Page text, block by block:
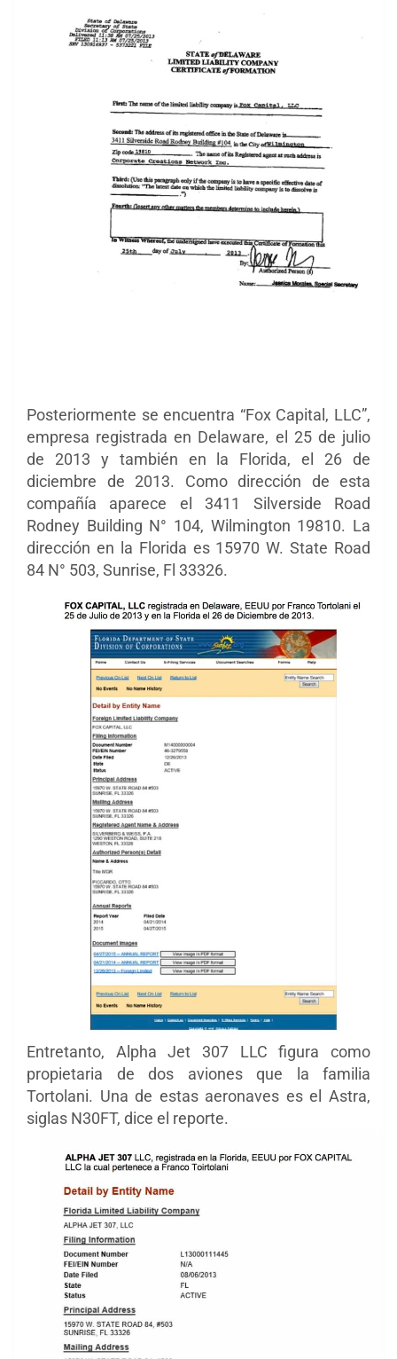
Posteriormente se encuentra “Fox Capital, LLC”,
empresa registrada en Delaware, el 25 de julio
de 2013 y también en la Florida, el 26 de
diciembre de 2013. Como dirección de esta
compañía aparece el 3411 Silverside Road
Rodney Building N° 104, Wilmington 19810. La
dirección en la Florida es 15970 W. State Road
84 N° 503, Sunrise, Fl 33326.
Entretanto, Alpha Jet 307 LLC figura como
propietaria de dos aviones que la familia
Tortolani. Una de estas aeronaves es el Astra,
siglas N30FT, dice el reporte.